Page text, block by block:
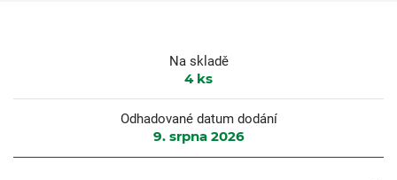
Na skladě
4ks
Odhadované datum dodání
9. srpna 2026